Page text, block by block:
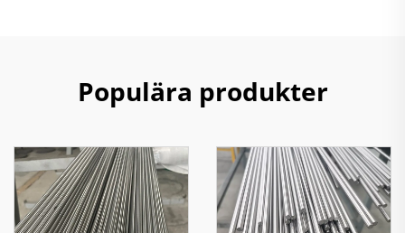
Populära produkter